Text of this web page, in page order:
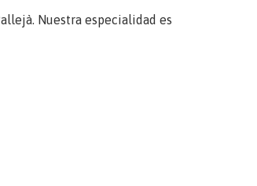
Nuestra especialidad es